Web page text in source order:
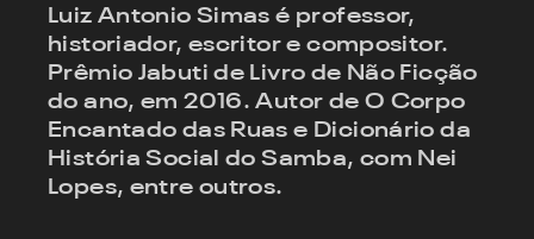
Luiz Antonio Simas é professor,
historiador, escritor e compositor.
Prêmio Jabuti de Livro de Não Ficção
do ano, em 2016. Autor de O Corpo
Encantado das Ruas e Dicionário da
História Social do Samba, com Nei
Lopes, entre outros.